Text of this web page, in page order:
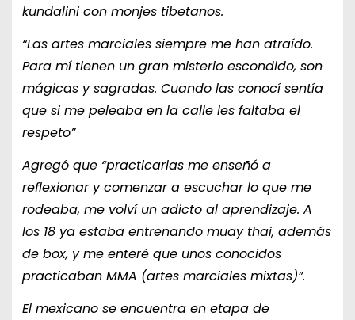
kundalini con monjes tibetanos.
“Las artes marciales siempre me han atraído.
Para mí tienen un gran misterio escondido, son
mágicas y sagradas. Cuando las conocí sentía
que si me peleaba en la calle les faltaba el
respeto”
Agregó que “practicarlas me enseñó a
reflexionar y comenzar a escuchar lo que me
rodeaba, me volví un adicto al aprendizaje. A
los 18 ya estaba entrenando muay thai, además
de box, y me enteré que unos conocidos
practicaban MMA (artes marciales mixtas)”.
El mexicano se encuentra en etapa de